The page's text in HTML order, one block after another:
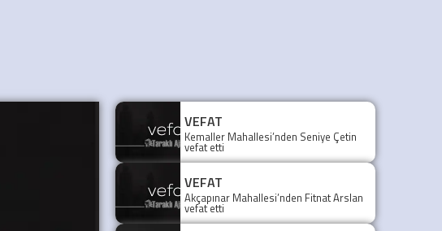
VEFAT
Kemaller Mahallesi’nden Seniye Çetin
vefat etti
VEFAT
Akçapınar Mahallesi’nden Fitnat Arslan
vefat etti